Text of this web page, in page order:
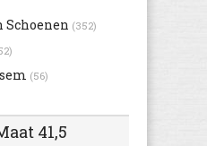
Schoenen (352)
(56)
41,5